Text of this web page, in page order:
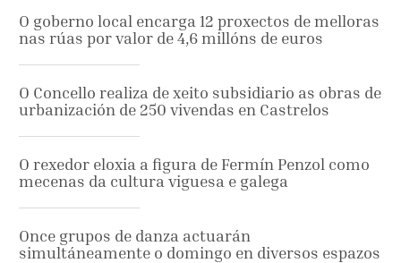
O goberno local encarga 12 proxectos de melloras
nas rúas por valor de 4,6 millóns de euros
O Concello realiza de xeito subsidiario as obras de
urbanización de 250 vivendas en Castrelos
O rexedor eloxia a figura de Fermín Penzol como
mecenas da cultura viguesa e galega
Once grupos de danza actuarán
simultáneamente o domingo en diversos espazos